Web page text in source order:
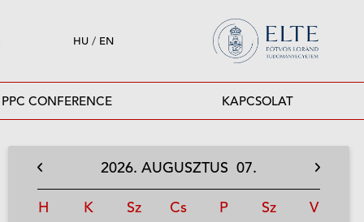
HU / EN
PPC CONFERENCE KAPCSOLAT
2026. AUGUSZTUS 07.
H K Sz Cs P Sz V